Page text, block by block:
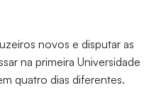
novos e disputar as
na primeira Universidade
quatro dias diferentes.